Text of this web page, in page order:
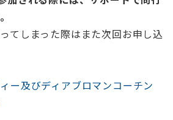
てしまった際はまた次回お申し込
ー及びディアブロマンコーチン